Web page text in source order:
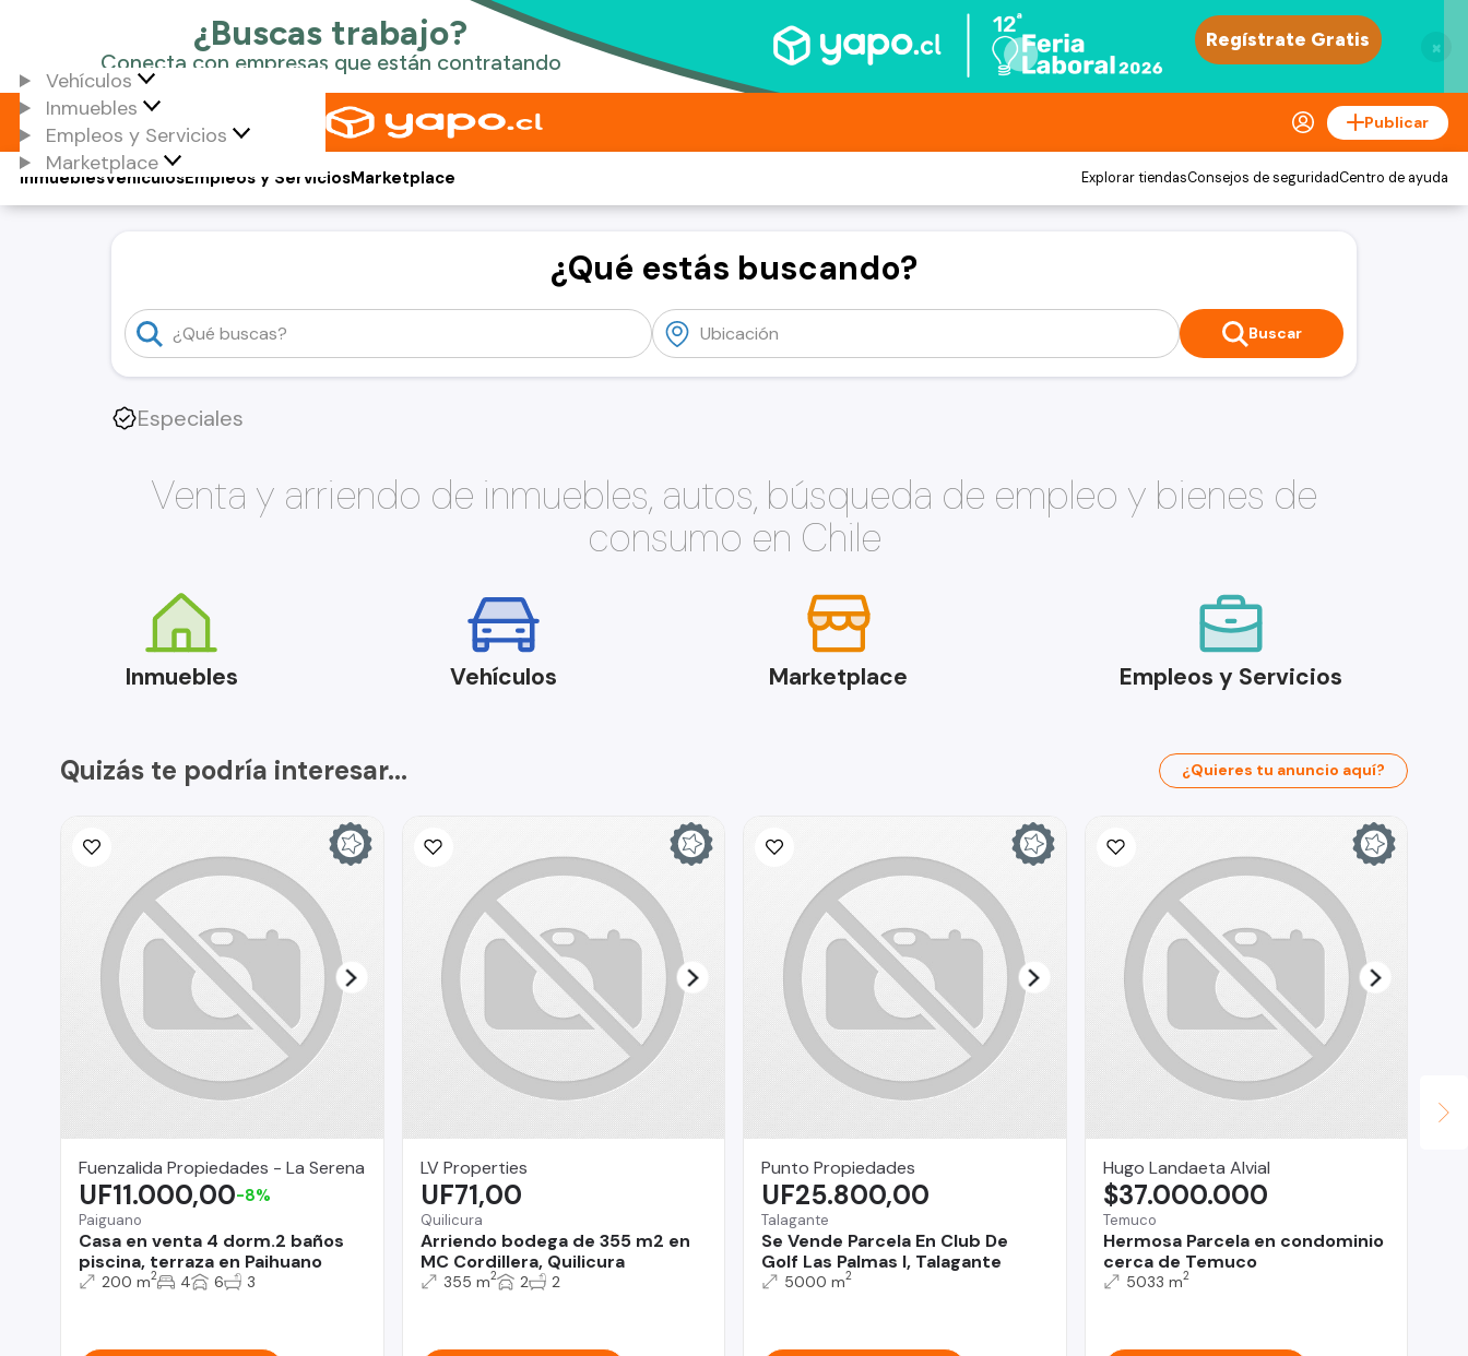
×
Vehículos
Inmuebles
Empleos y Servicios
Marketplace
Publicar
Vehículos
Inmuebles Empleos y ServiciosMarketplace Explorar tiendasConsejos de seguridadCentro de ayuda
¿Qué estás buscando?
Buscar
Especiales
Venta y arriendo de inmuebles, autos, búsqueda de empleo y bienes de
consumo en Chile
Inmuebles Vehículos Marketplace Empleos y Servicios
Quizás te podría interesar... ¿Quieres tu anuncio aquí?
Fuenzalida Propiedades - La Serena
Paiguano
Casa en venta 4 dorm.2 baños
piscina, terraza en Paihuano
UF11.000,00-8%
200 m2 4 6 3
LV Properties
Quilicura
Arriendo bodega de 355 m2 en
MC Cordillera, Quilicura
UF71,00
355 m2 2 2
Punto Propiedades
Talagante
Se Vende Parcela En Club De
Golf Las Palmas I, Talagante
UF25.800,00
5000 m2
Hugo Landaeta Alvial
Temuco
Hermosa Parcela en condominio
cerca de Temuco
$37.000.000
5033 m2